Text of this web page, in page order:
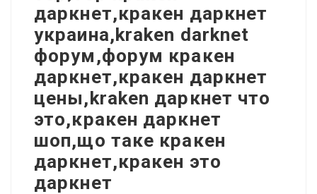
даркнет,кракен даркнет
украина,kraken darknet
форум,форум кракен
даркнет,кракен даркнет
цены,kraken даркнет что
это,кракен даркнет
шоп,що таке кракен
даркнет,кракен это
даркнет